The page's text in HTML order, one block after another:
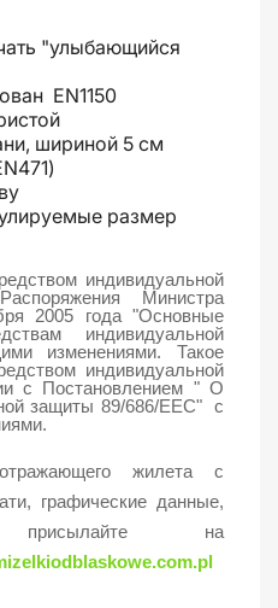
"улыбающийся
EN1150
шириной 5 см
размер
индивидуальной
Министра
2005 года "Основные
индивидуальной
изменениями. Такое
индивидуальной
с Постановлением " О
защиты 89/686/EEC" с
жилета с
графические данные,
присылайте на